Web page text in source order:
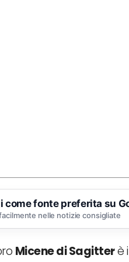
come fonte preferita su
nelle notizie consigliate
Micene di Sagitterè